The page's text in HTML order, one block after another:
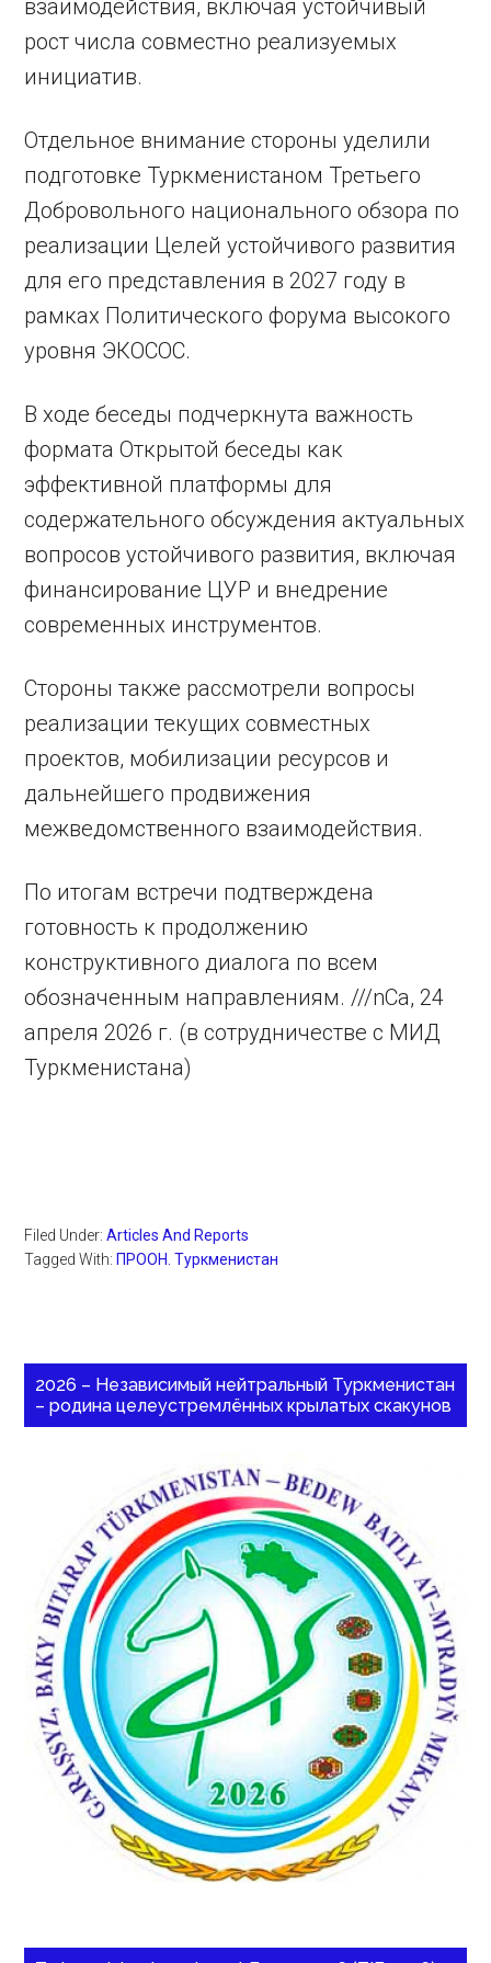
взаимодействия, включая устойчивый
рост числа совместно реализуемых
инициатив.
Отдельное внимание стороны уделили
подготовке Туркменистаном Третьего
Добровольного национального обзора по
реализации Целей устойчивого развития
для его представления в 2027 году в
рамках Политического форума высокого
уровня ЭКОСОС.
В ходе беседы подчеркнута важность
формата Открытой беседы как
эффективной платформы для
содержательного обсуждения актуальных
вопросов устойчивого развития, включая
финансирование ЦУР и внедрение
современных инструментов.
Стороны также рассмотрели вопросы
реализации текущих совместных
проектов, мобилизации ресурсов и
дальнейшего продвижения
межведомственного взаимодействия.
По итогам встречи подтверждена
готовность к продолжению
конструктивного диалога по всем
обозначенным направлениям. ///nCa, 24
апреля 2026 г. (в сотрудничестве с МИД
Туркменистана)
Filed Under:Articles And Reports
Tagged With: ПРООН. Туркменистан
2026 – Независимый нейтральный Туркменистан
– родина целеустремлённых крылатых скакунов